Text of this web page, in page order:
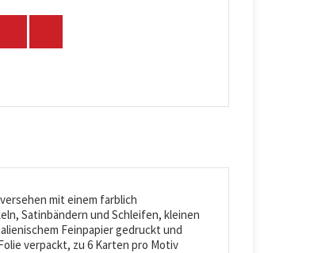
mit einem farblich
Satinbändern und Schleifen, kleinen
Feinpapier gedruckt und
verpackt, zu 6 Karten pro Motiv